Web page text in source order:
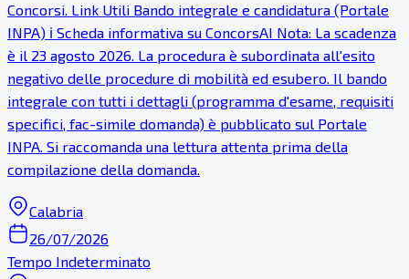
Concorsi. Link Utili Bando integrale e candidatura (Portale
INPA) ℹ Scheda informativa su ConcorsAI Nota: La scadenza
è il 23 agosto 2026. La procedura è subordinata all'esito
negativo delle procedure di mobilità ed esubero. Il bando
integrale con tutti i dettagli (programma d'esame, requisiti
specifici, fac-simile domanda) è pubblicato sul Portale
INPA. Si raccomanda una lettura attenta prima della
compilazione della domanda.
Calabria
26/07/2026
Tempo Indeterminato